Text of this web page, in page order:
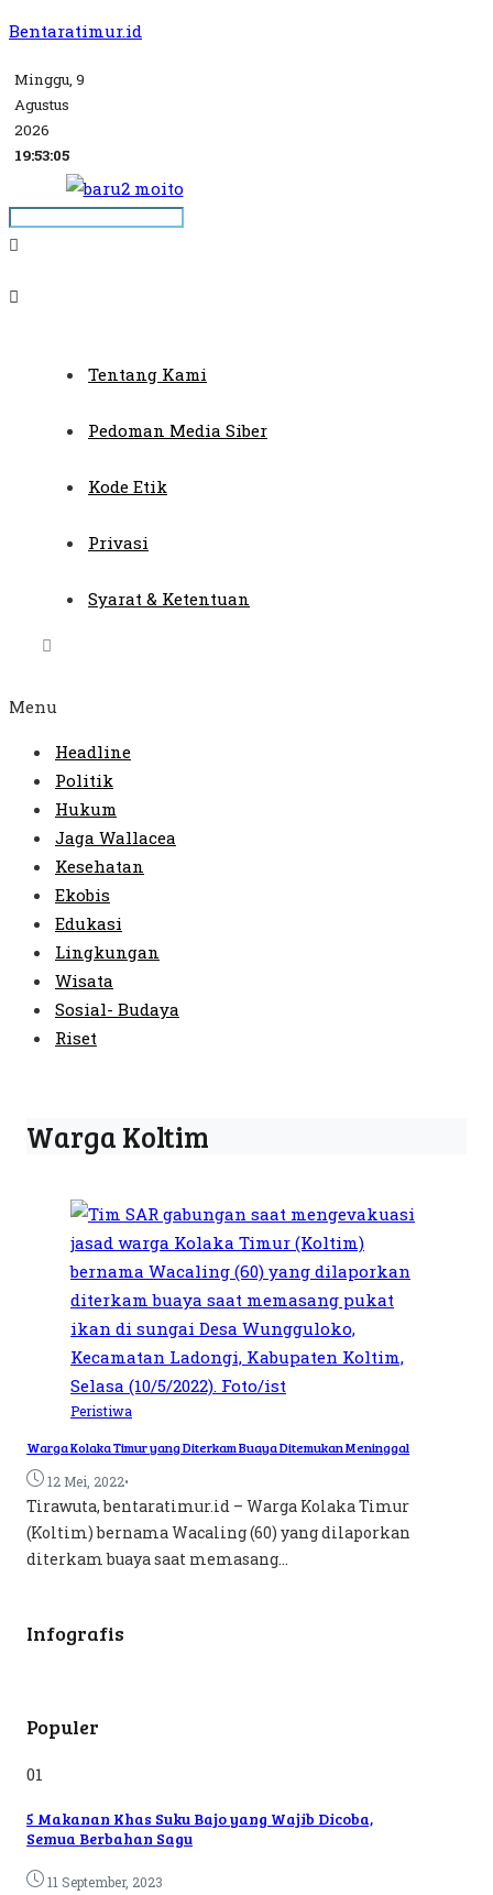
Bentaratimur.id
Minggu, 9
Agustus
2026
19:53:05
Tentang Kami
Pedoman Media Siber
Kode Etik
Privasi
Syarat & Ketentuan
Menu
Headline
Politik
Hukum
Jaga Wallacea
Kesehatan
Ekobis
Edukasi
Lingkungan
Wisata
Sosial- Budaya
Riset
Warga Koltim
Peristiwa
Warga Kolaka Timur yang Diterkam Buaya Ditemukan Meninggal
12 Mei, 2022•
Tirawuta, bentaratimur.id – Warga Kolaka Timur
(Koltim) bernama Wacaling (60) yang dilaporkan
diterkam buaya saat memasang...
Infografis
Populer
01
5 Makanan Khas Suku Bajo yang Wajib Dicoba,
Semua Berbahan Sagu
11 September, 2023